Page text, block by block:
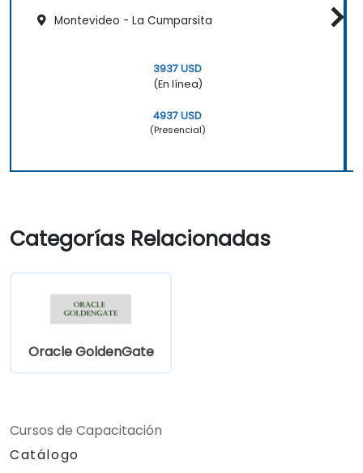
Montevideo - La Cumparsita
3937 USD
(En línea)
4937 USD
(Presencial)
Categorías Relacionadas
Oracle GoldenGate
Cursos de Capacitación
Catálogo